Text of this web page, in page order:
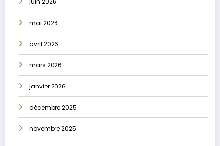
juin 2026
mai 2026
avril 2026
mars 2026
janvier 2026
décembre 2025
novembre 2025